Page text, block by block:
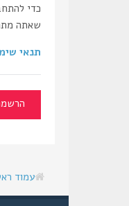
כדי
שאתה
תנאי
עמוד